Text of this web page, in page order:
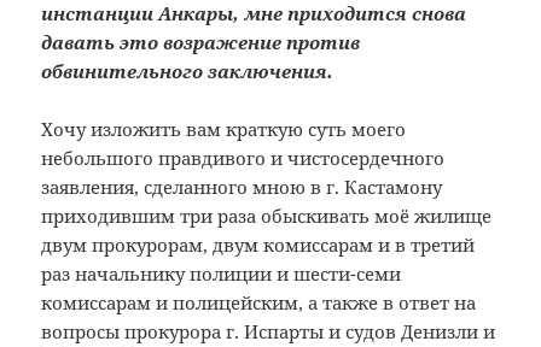
инстанции Анкары, мне приходится снова
давать это возражение против
обвинительного заключения.
Хочу изложить вам краткую суть моего
небольшого правдивого и чистосердечного
заявления, сделанного мною в г. Кастамону
приходившим три раза обыскивать моё жилище
двум прокурорам, двум комиссарам и в третий
раз начальнику полиции и шести-семи
комиссарам и полицейским, а также в ответ на
вопросы прокурора г. Испарты и судов Денизли и